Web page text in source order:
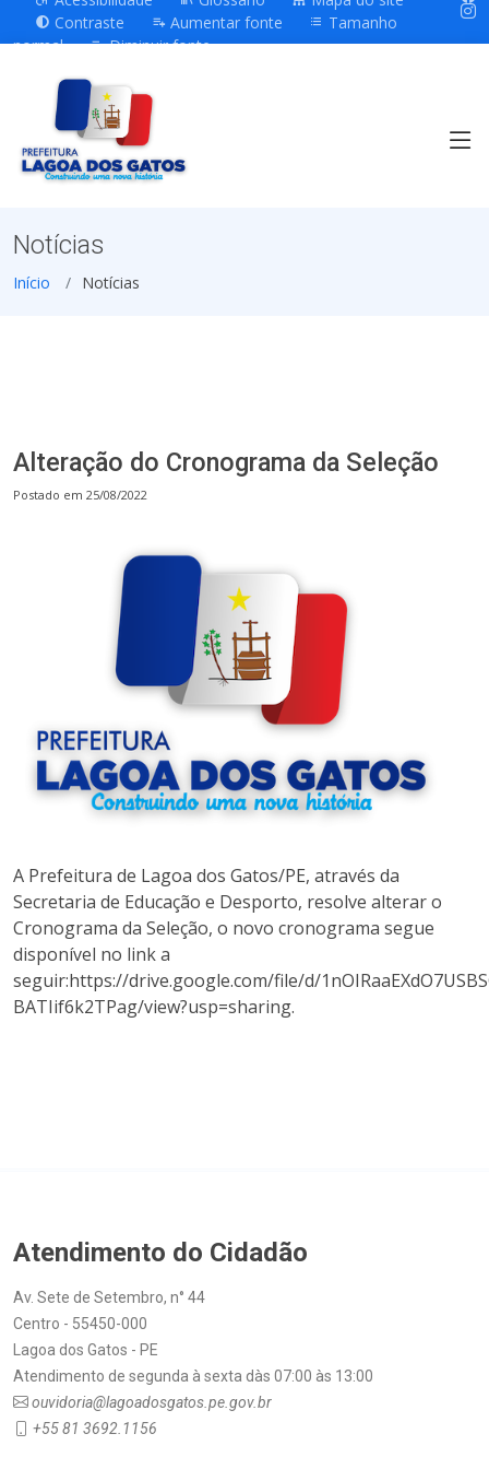
Contraste
Aumentar fonte
Tamanho
normal
Diminuir fonte
Notícias
Início Notícias
Alteração do Cronograma da Seleção
Postado em 25/08/2022
A Prefeitura de Lagoa dos Gatos/PE, através da
Secretaria de Educação e Desporto, resolve alterar o
Cronograma da Seleção, o novo cronograma segue
disponível no link a
seguir:https://drive.google.com/file/d/
BATIif6k2TPag/view?usp=sharing.
Atendimento do Cidadão
Av. Sete de Setembro, n° 44
Centro - 55450-000
Lagoa dos Gatos - PE
Atendimento de segunda à sexta dàs 07:00 às 13:00
ouvidoria@lagoadosgatos.pe.gov.br
+55 81 3692.1156